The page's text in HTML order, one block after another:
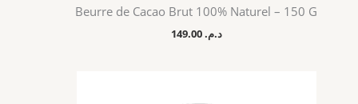
Beurre de Cacao Brut 100% Naturel – 150 G
د.م.149.00